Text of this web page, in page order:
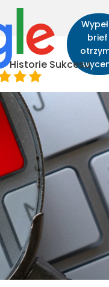
brief
Historie Sukcesu